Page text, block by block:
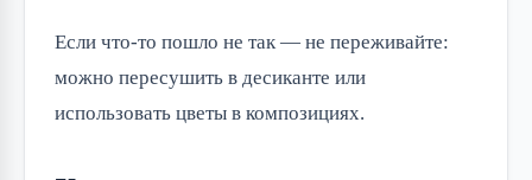
Если что-то пошло не так — не переживайте:
можно пересушить в десиканте или
использовать цветы в композициях.